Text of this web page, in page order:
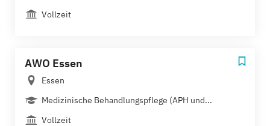
Vollzeit
AWO Essen
Essen
Medizinische Behandlungspflege (APH und...
Vollzeit